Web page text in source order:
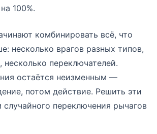
100%.
комбинировать всё, что
несколько врагов разных типов,
несколько переключателей.
остаётся неизменным —
потом действие. Решить эти
переключения рычагов